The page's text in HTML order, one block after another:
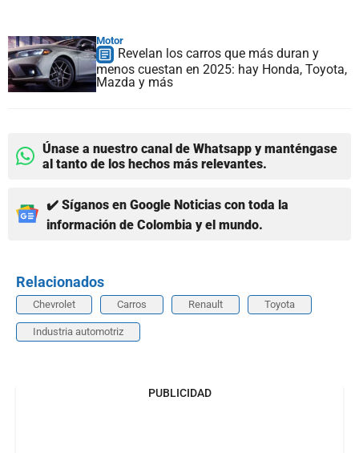
Motor
Revelan los carros que más duran y
menos cuestan en 2025: hay Honda, Toyota,
Mazda y más
Únase a nuestro canal de Whatsapp y manténgase
al tanto de los hechos más relevantes.
✔️ Síganos en Google Noticias con toda la
información de Colombia y el mundo.
Relacionados
Chevrolet Carros Renault Toyota
Industria automotriz
PUBLICIDAD